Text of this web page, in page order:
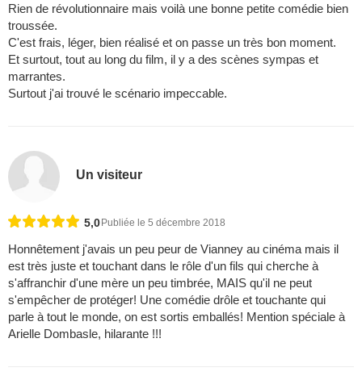
Rien de révolutionnaire mais voilà une bonne petite comédie bien
troussée.
C'est frais, léger, bien réalisé et on passe un très bon moment.
Et surtout, tout au long du film, il y a des scènes sympas et
marrantes.
Surtout j'ai trouvé le scénario impeccable.
Un visiteur
5,0 Publiée le 5 décembre 2018
Honnêtement j'avais un peu peur de Vianney au cinéma mais il
est très juste et touchant dans le rôle d'un fils qui cherche à
s'affranchir d'une mère un peu timbrée, MAIS qu'il ne peut
s'empêcher de protéger! Une comédie drôle et touchante qui
parle à tout le monde, on est sortis emballés! Mention spéciale à
Arielle Dombasle, hilarante !!!